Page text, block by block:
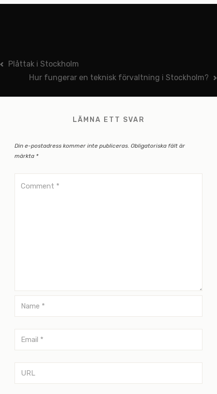
Inläggsnavigering
Plåttak i Stockholm
Hur fungerar en teknisk förvaltning i Stockholm?
LÄMNA ETT SVAR
Din e-postadress kommer inte publiceras. Obligatoriska fält är
märkta *